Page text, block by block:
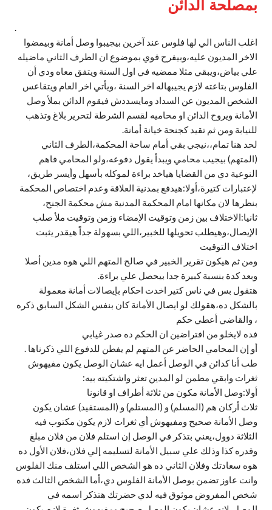
اغلب الناس الي لها فلوس عند آخرين بيجيبوا وصل أمانة وبيمضوا
الاخر المديون عليه،وبيفرح قوي بموضوع ان الطرف الثاني ماضيله
علي بياض،ويبقي مثلا ممضيه في اول السنة ويتفق معاه ودي أن
الفلوس بتاعته لازم يجيبهاله اخر السنة ،ويأتي اخر العام ويتقاعس
الشخص المديون عن السداد ومايسددش فيقوم الدائن بملأ وصل
الأمانة ويروح الدائن او محاميه لقسم الشرطة لتحرير بلاغ وتذهب
للنيابة ومن ثم تقيد كجنحة خيانة أمانة.
لحد هنا تمام،،نيجي بقي أمام ساحة المحكمة،الطرف الثاني
(المتهم) بيجيب محامي ويبدأ يقول دفوعه،ولو المحامي فاهم
النوعية دي من القضايا هياخد براءة لموكله بأسهل وأيسر طريق،
لإعتبارات كتيرة،أولا:هيدفع بمدنية العلاقة وعدم اختصاص المحكمة
بنظرها لان مكانها امام المحكمة المدنية مش محكمة الجنح،
ثانيا:الاختلاف بين زمن وتوقيت الإمضاء وزمن وتوقيت ملأ صلب
الإيصال،وهيطلب تحويلها للخبير،اللي بسهولة جداً هيقدر يثبت
اختلاف التوقيت
ومن ثم هيكون تقرير الخبير في صالح المتهم اللي هوه مدين أصلا
وبعد كدة بنسبة كبيرة جدا بيحصل علي براءة.
هتقول بس في ناس كتير اخدت احكام بإيصالات أمانة معمولة
بالشكل ده،هقولك لو ايصال الأمانة كان بنفس الشكل السابق ذكره
، والقاضي أعطي حكم
فده لايخلو من افتراضين ان الحكم ده صدر غيابي
أو إن المحامي الحاضر عن المتهم لم يفطن للدفوع اللي ذكرناها .
طب أنا كدائن في الوصل أعمل ايه عشان الوصل يكون مفيهوش
ثغرات وابقي مطمن لو المدين تعثر واشتكيته بيه:
أولا:وصل الأمانة مكون من ثلاثة أطراف او قانونا
ثلاث أركان هم (المسلم) و (المستلم) و (المستفيد) عشان يكون
وصل الأمانة صحيح ومفيهوش أي ثغرات لازم يكون مكتوب فيه
الثلاثة دوول،يعني بتذكر في الوصل إن استلم فلان من فلان مبلغ
وقدره كذا وذلك علي سبيل الأمانة لتسليمه إلي فلان،فلان الأول ده
هوه سعادتك وفلان الثاني ده هو الشخص اللي استلف منك الفلوس
وانت عاوز تضمن بوصل الأمانة الفلوس دي،أما الشخص الثالث فده
شخص المفروض موثوق فيه لدي حضرتك هتذكر اسمه في